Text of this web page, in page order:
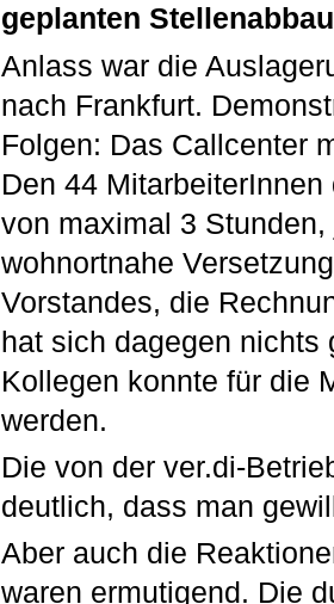
geplanten
Anlass war die
nach Frankfurt.
Folgen: Das Callcenter
Den 44
von maximal 3
wohnortnahe
Vorstandes, die
hat sich dagegen nichts
Kollegen konnte für die
werden.
Die von der ver.di-
deutlich, dass man
Aber auch die
waren ermutigend. Die